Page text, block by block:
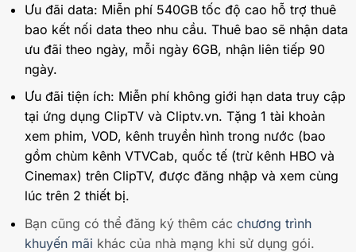
Ưu đãi data: Miễn phí 540GB tốc độ cao hỗ trợ thuê
bao kết nối data theo nhu cầu. Thuê bao sẽ nhận data
ưu đãi theo ngày, mỗi ngày 6GB, nhận liên tiếp 90
ngày.
Ưu đãi tiện ích: Miễn phí không giới hạn data truy cập
tại ứng dụng ClipTV và Cliptv.vn. Tặng 1 tài khoản
xem phim, VOD, kênh truyền hình trong nước (bao
gồm chùm kênh VTVCab, quốc tế (trừ kênh HBO và
Cinemax) trên ClipTV, được đăng nhập và xem cùng
lúc trên 2 thiết bị.
Bạn cũng có thể đăng ký thêm các chương trình
khuyến mãi khác của nhà mạng khi sử dụng gói.